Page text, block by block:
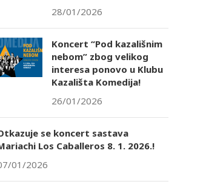
28/01/2026
Koncert “Pod kazališnim
nebom” zbog velikog
interesa ponovo u Klubu
Kazališta Komedija!
26/01/2026
se koncert sastava
Los Caballeros 8. 1. 2026.!
01/2026